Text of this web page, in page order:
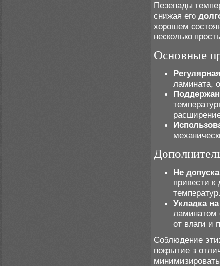
Перепады
снижая его
хорошем
несколько
Основные
ламината,
Не
привести
температур.
Укладка
ламинатом
от влаги и
Соблюдение
покрытие в